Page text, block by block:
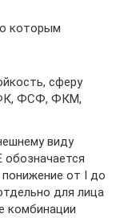
которым
сферу
ФК, ФСФ, ФКМ,
виду
обозначается
от I до
для лица
комбинации